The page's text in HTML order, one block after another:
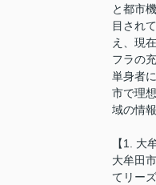
と都市
目され
え、現
フラの
単身者
市で理
域の情
【1. 大
大牟田
てリー